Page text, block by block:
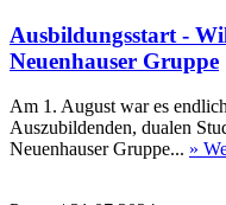
Ausbildungsstart -
Neuenhauser Gruppe
Am 1. August war es
Auszubildenden, dualen
Neuenhauser Gruppe... »